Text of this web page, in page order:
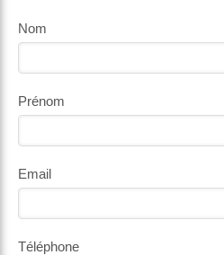
Nom
Prénom
Email
Téléphone